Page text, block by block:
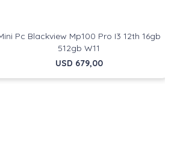
Pc Blackview Mp100 Pro I3 12th 16gb
512gb W11
USD 679,00